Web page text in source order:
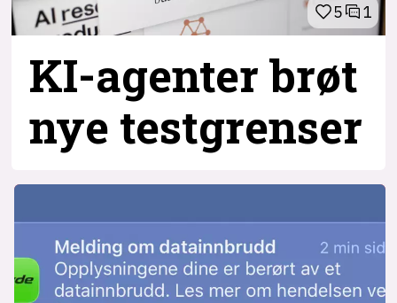
5 1
KI-agenter brøt
nye testgrenser